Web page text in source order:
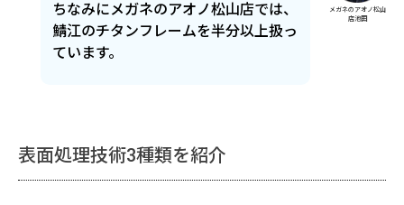
メガネのアオノ松山
店池田
ちなみにメガネのアオノ松山店では、
鯖江のチタンフレームを半分以上扱っ
ています。
表面処理技術3種類を紹介